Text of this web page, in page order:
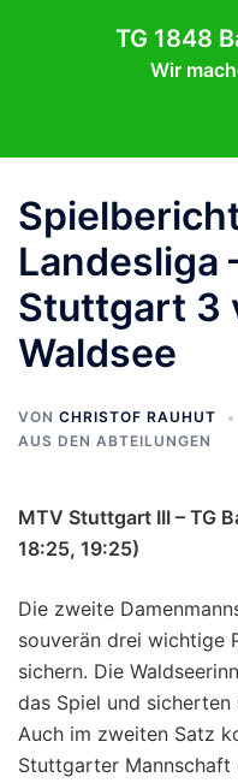
TG 1848
Wir
Landesliga
Stuttgart 3
Waldsee
VON CHRISTOF RAUHUT
AUS DEN ABTEILUNGEN
MTV Stuttgart III – TG
18:25, 19:25)
Die zweite
souverän drei wichtige
sichern. Die
das Spiel und
Auch im zweiten Satz
Stuttgarter Mannschaft